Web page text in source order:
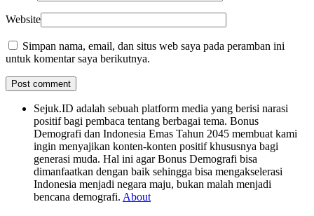
Website
Simpan nama, email, dan situs web saya pada peramban ini
untuk komentar saya berikutnya.
Sejuk.ID adalah sebuah platform media yang berisi narasi
positif bagi pembaca tentang berbagai tema. Bonus
Demografi dan Indonesia Emas Tahun 2045 membuat kami
ingin menyajikan konten-konten positif khususnya bagi
generasi muda. Hal ini agar Bonus Demografi bisa
dimanfaatkan dengan baik sehingga bisa mengakselerasi
Indonesia menjadi negara maju, bukan malah menjadi
bencana demografi. About